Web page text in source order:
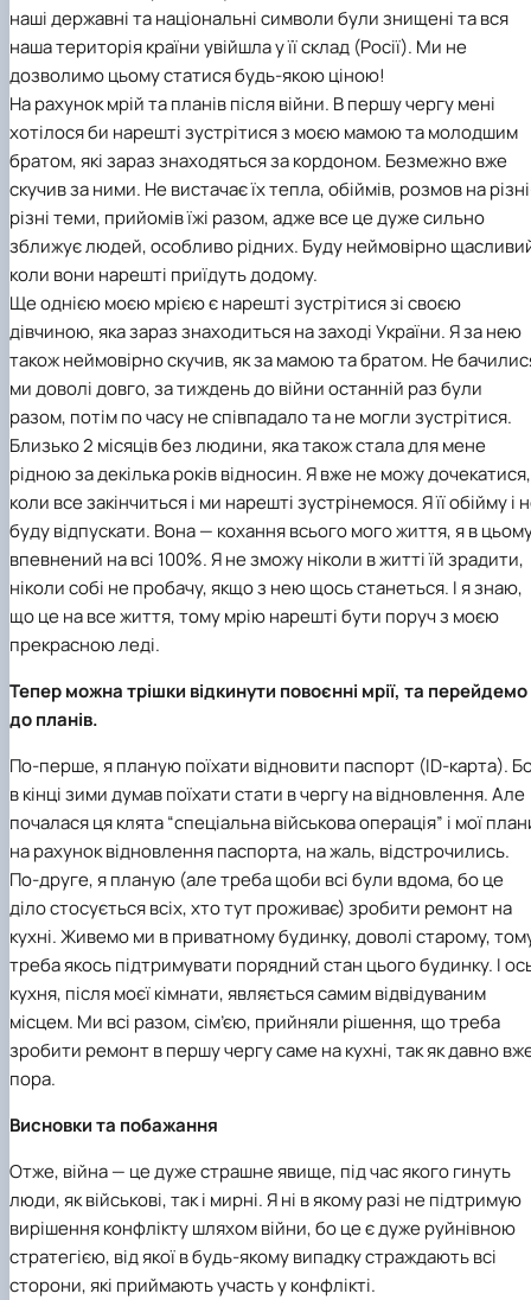
наші державні та національні символи були знищені та вся
наша територія країни увійшла у її склад (Росії). Ми не
дозволимо цьому статися будь-якою ціною!
На рахунок мрій та планів після війни. В першу чергу мені
хотілося би нарешті зустрітися з моєю мамою та молодшим
братом, які зараз знаходяться за кордоном. Безмежно вже
скучив за ними. Не вистачає їх тепла, обіймів, розмов на
різні теми, прийомів їжі разом, адже все це дуже сильно
зближує людей, особливо рідних. Буду неймовірно
коли вони нарешті приїдуть додому.
Ще однією моєю мрією є нарешті зустрітися зі своєю
дівчиною, яка зараз знаходиться на заході України. Я за нею
також неймовірно скучив, як за мамою та братом. Не
ми доволі довго, за тиждень до війни останній раз були
разом, потім по часу не співпадало та не могли зустрітися.
Близько 2 місяців без людини, яка також стала для мене
рідною за декілька років відносин. Я вже не можу дочекатися,
коли все закінчиться і ми нарешті зустрінемося. Я її обійму і
буду відпускати. Вона — кохання всього мого життя, я в
впевнений на всі 100%. Я не зможу ніколи в житті їй зрадити,
ніколи собі не пробачу, якщо з нею щось станеться. І я знаю,
що це на все життя, тому мрію нарешті бути поруч з моєю
прекрасною леді.
Тепер можна трішки відкинути повоєнні мрії, та перейдемо
до планів.
По-перше, я планую поїхати відновити паспорт (ID-карта).
в кінці зими думав поїхати стати в чергу на відновлення. Але
почалася ця клята “спеціальна військова операція” і мої
на рахунок відновлення паспорта, на жаль, відстрочились.
По-друге, я планую (але треба щоби всі були вдома, бо це
діло стосується всіх, хто тут проживає) зробити ремонт на
кухні. Живемо ми в приватному будинку, доволі старому,
треба якось підтримувати порядний стан цього будинку. І
кухня, після моєї кімнати, являється самим відвідуваним
місцем. Ми всі разом, сім’єю, прийняли рішення, що треба
зробити ремонт в першу чергу саме на кухні, так як давно
пора.
Висновки та побажання
Отже, війна — це дуже страшне явище, під час якого гинуть
люди, як військові, так і мирні. Я ні в якому разі не підтримую
вирішення конфлікту шляхом війни, бо це є дуже руйнівною
стратегією, від якої в будь-якому випадку страждають всі
сторони, які приймають участь у конфлікті.